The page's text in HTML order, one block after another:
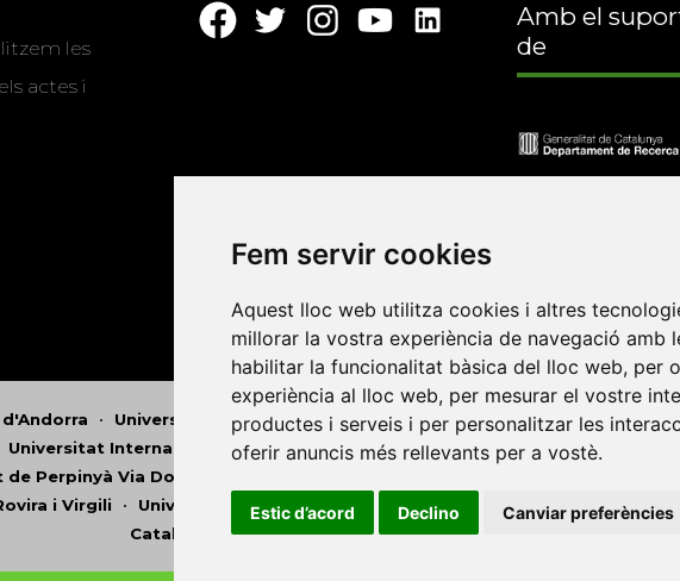
Fem servir cookies
Aquest lloc web utilitza cookies i altres
millorar la vostra experiència de navegació amb
habilitar la funcionalitat bàsica del lloc web, per
experiència al lloc web, per mesurar el vostre
productes i serveis i per personalitzar les
oferir anuncis més rellevants per a vostè.
Estic d’acord Declino Canviar preferències
les
actes i
Amb el
de
• Universitat Autònoma de Barcelona• Universitat de Barcelona
Universitat Internacional de Catalunya•Universitat Jaume I•Universitat
Perpinyà Via Domitia
i Virgili • Universitat de Sàsser •Universitat de València
Catalunya